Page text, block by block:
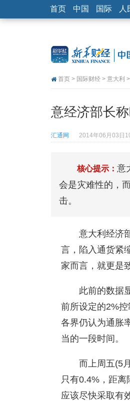
首页 中国 国际 人
首页 > 国际财经 > 意大利
意经济部长
汇通网 2014年06月03日
核心提示： 意
会是灾难性的，
击。
意大利经济
言，陷入通货紧
家而言，就更是
此前的数据
前所设定的2%
各界仍认为通胀
当的一段时间。
而上周五(5
只有0.4%，距
应该尽快采取有